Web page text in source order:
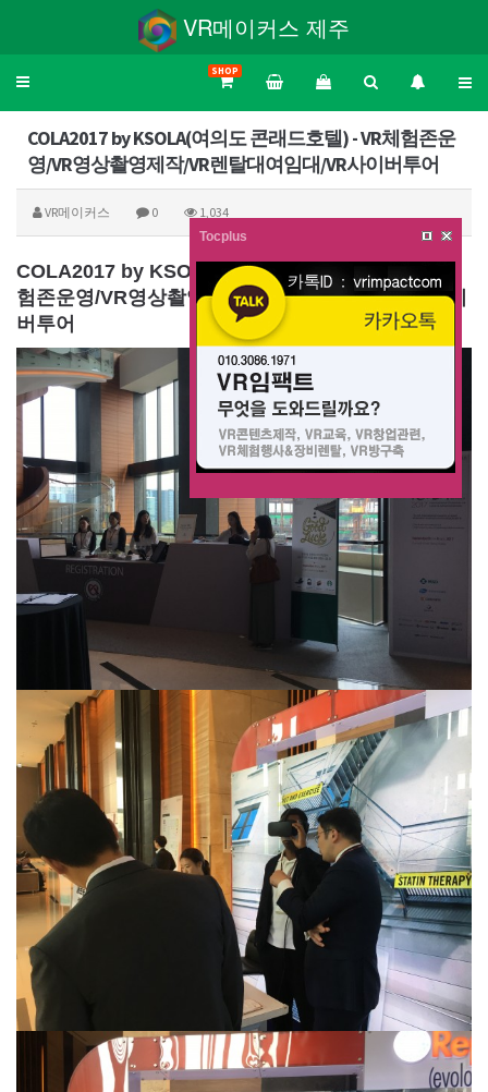
VR메이커스 제주
Toggle
SHOP
COLA2017 by KSOLA(여의도 콘래드호텔) - VR체험존운
영/VR영상촬영제작/VR렌탈대여임대/VR사이버투어
VR메이커스 0 1,034
COLA2017 by KSOLA(여의도 콘래드호텔) - VR체
험존운영/VR영상촬영제작/VR렌탈대여임대/VR사이
버투어
Tocplus